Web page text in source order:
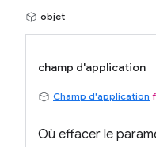
objet
champ d'application
Champ d'application
Où effacer le